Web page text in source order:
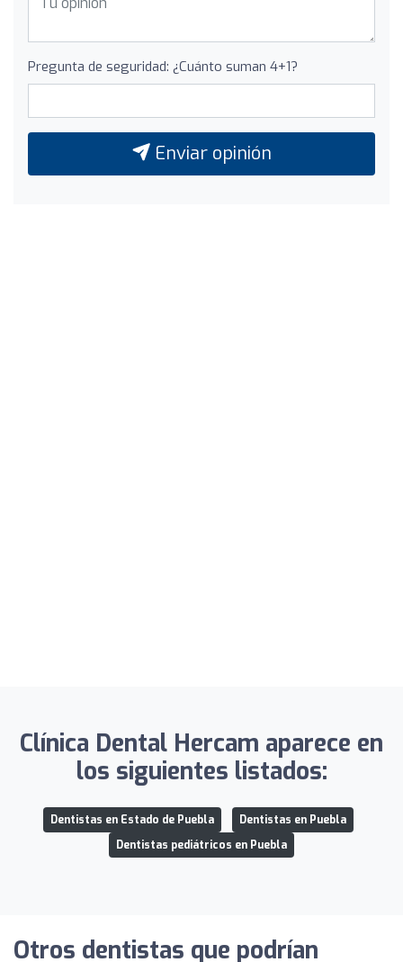
Pregunta de seguridad: ¿Cuánto suman 4+1?
Enviar opinión
Clínica Dental Hercam aparece en
los siguientes listados:
Dentistas en Estado de Puebla
Dentistas en Puebla
Dentistas pediátricos en Puebla
Otros dentistas que podrían